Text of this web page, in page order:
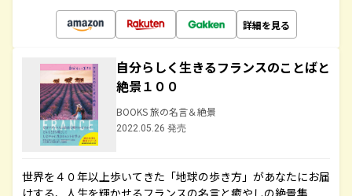
詳細を見る
自分らしく生きるフランスのことばと
絶景１００
BOOKS 旅の名言＆絶景
2022.05.26 発売
世界を４０年以上歩いてきた「地球の歩き方」があなたにお届
けする、人生を輝かせるフランスの名言と癒やしの絶景集